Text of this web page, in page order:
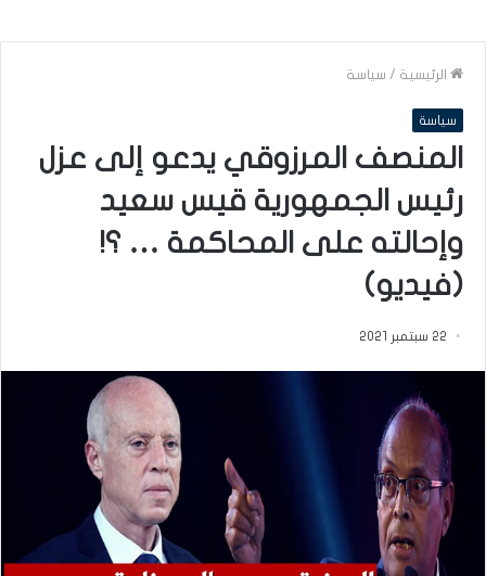
الرئيسية / سياسة
سياسة
المنصف المرزوقي يدعو إلى عزل
رئيس الجمهورية قيس سعيد
وإحالته على المحاكمة … ؟!
(فيديو)
22 سبتمبر 2021